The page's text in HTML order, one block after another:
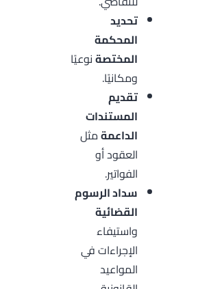
تحديد
المحكمة
المختصةنوعيًا
ومكانيًا.
تقديم
المستندات
الداعمةمثل
العقود أو
الفواتير.
سداد الرسوم
القضائية
واستيفاء
الإجراءات في
المواعيد